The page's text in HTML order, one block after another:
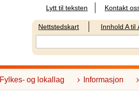
Lytt til teksten Kontakt
Nettstedskart Innhold A til
Fylkes- og lokallag Informasjon